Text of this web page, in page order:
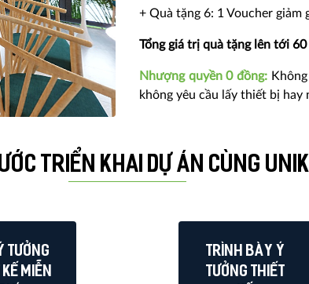
+ Quà tặng 6: 1 Voucher giảm
Tổng giá trị quà tặng lên tới
Nhượng quyền 0 đồng:
không yêu cầu lấy thiết bị hay
TRIỂN KHAI DỰ ÁN CÙNG UNIK
tưởng
Miễn
Trình bày ý
tưởng thiết